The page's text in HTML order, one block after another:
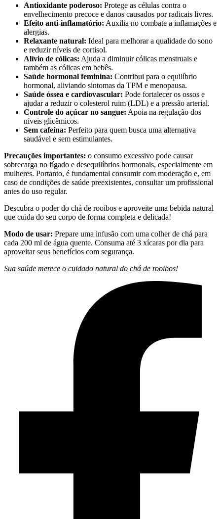
Antioxidante poderoso: Protege as células contra o
envelhecimento precoce e danos causados por radicais livres.
Efeito anti-inflamatório: Auxilia no combate a inflamações e
alergias.
Relaxante natural: Ideal para melhorar a qualidade do sono
e reduzir níveis de cortisol.
Alívio de cólicas: Ajuda a diminuir cólicas menstruais e
também as cólicas em bebês.
Saúde hormonal feminina: Contribui para o equilíbrio
hormonal, aliviando sintomas da TPM e menopausa.
Saúde óssea e cardiovascular: Pode fortalecer os ossos e
ajudar a reduzir o colesterol ruim (LDL) e a pressão arterial.
Controle do açúcar no sangue: Apoia na regulação dos
níveis glicêmicos.
Sem cafeína: Perfeito para quem busca uma alternativa
saudável e sem estimulantes.
Precauções importantes: o consumo excessivo pode causar
sobrecarga no fígado e desequilíbrios hormonais, especialmente em
mulheres. Portanto, é fundamental consumir com moderação e, em
caso de condições de saúde preexistentes, consultar um profissional
antes do uso regular.
Descubra o poder do chá de rooibos e aproveite uma bebida natural
que cuida do seu corpo de forma completa e delicada!
Modo de usar: Prepare uma infusão com uma colher de chá para
cada 200 ml de água quente. Consuma até 3 xícaras por dia para
aproveitar seus benefícios com segurança.
Sua saúde merece o cuidado natural do chá de rooibos!